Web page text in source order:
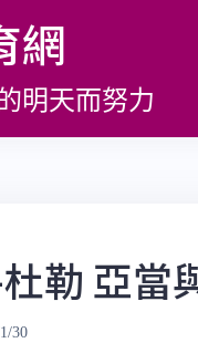
網
明天而努力
勒 亞當
30